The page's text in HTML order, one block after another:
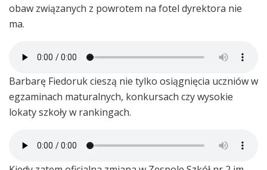
obaw związanych z powrotem na fotel dyrektora nie
ma.
Barbarę Fiedoruk cieszą nie tylko osiągnięcia uczniów w
egzaminach maturalnych, konkursach czy wysokie
lokaty szkoły w rankingach.